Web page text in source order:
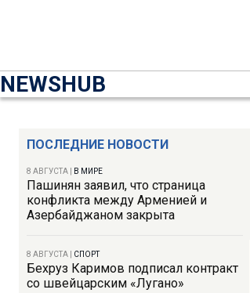
NEWSHUB
ПОСЛЕДНИЕ НОВОСТИ
8 АВГУСТА В МИРЕ
Пашинян заявил, что страница
конфликта между Арменией и
Азербайджаном закрыта
8 АВГУСТА СПОРТ
Бехруз Каримов подписал контракт
со швейцарским «Лугано»